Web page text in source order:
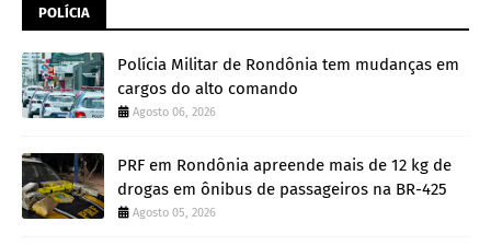
POLÍCIA
Polícia Militar de Rondônia tem mudanças em
cargos do alto comando
Agosto 06, 2026
PRF em Rondônia apreende mais de 12 kg de
drogas em ônibus de passageiros na BR-425
Agosto 05, 2026